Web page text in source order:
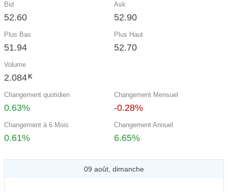
Bid
52.60
Ask
52.90
Plus Bas
51.94
Plus Haut
52.70
Volume
2.084 K
Changement quotidien
0.63%
Changement Mensuel
-0.28%
Changement à 6 Mois
0.61%
Changement Annuel
6.65%
09 août, dimanche